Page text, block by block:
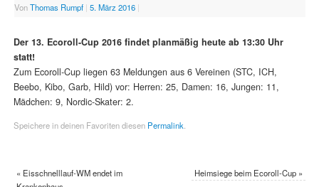
VonThomas Rumpf | 5. März 2016 |
Der 13. Ecoroll-Cup 2016 findet planmäßig heute ab 13:30 Uhr
statt!
Zum Ecoroll-Cup liegen 63 Meldungen aus 6 Vereinen (STC, ICH,
Beebo, Kibo, Garb, Hild) vor: Herren: 25, Damen: 16, Jungen: 11,
Mädchen: 9, Nordic-Skater: 2.
Speichere in deinen Favoriten diesen Permalink
«Eisschnelllauf-WM endet im
Heimsiege beim Ecoroll-Cup »